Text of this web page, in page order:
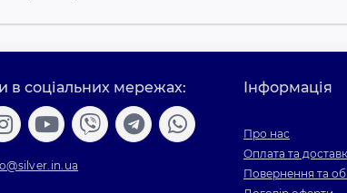
в соціальних мережах: Інформація
Про нас
Оплата та
Повернення та